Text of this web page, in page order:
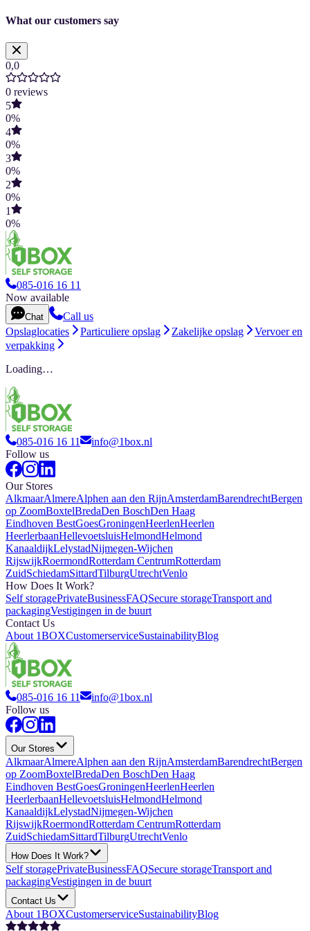
What our customers say
0,0
0 reviews
5
0%
4
0%
3
0%
2
0%
1
0%
085-016 16 11
Now available
Chat
Call us
Opslaglocaties
Particuliere opslag Zakelijke opslag
Vervoer en
verpakking
Loading…
085-016 16 11
info@1box.nl
Follow us
Our Stores
AlkmaarAlmereAlphen aan den RijnAmsterdamBarendrechtBergen
op ZoomBoxtelBredaDen BoschDen Haag
Eindhoven BestGoesGroningenHeerlenHeerlen
HeerlerbaanHellevoetsluisHelmondHelmond
KanaaldijkLelystadNijmegen-Wijchen
RijswijkRoermondRotterdam CentrumRotterdam
ZuidSchiedamSittardTilburgUtrechtVenlo
How Does It Work?
Self storagePrivateBusinessFAQSecure storageTransport and
packagingVestigingen in de buurt
Contact Us
About 1BOXCustomerserviceSustainabilityBlog
085-016 16 11
info@1box.nl
Follow us
Our Stores
AlkmaarAlmereAlphen aan den RijnAmsterdamBarendrechtBergen
op ZoomBoxtelBredaDen BoschDen Haag
Eindhoven BestGoesGroningenHeerlenHeerlen
HeerlerbaanHellevoetsluisHelmondHelmond
KanaaldijkLelystadNijmegen-Wijchen
RijswijkRoermondRotterdam CentrumRotterdam
ZuidSchiedamSittardTilburgUtrechtVenlo
How Does It Work?
Self storagePrivateBusinessFAQSecure storageTransport and
packagingVestigingen in de buurt
Contact Us
About 1BOXCustomerserviceSustainabilityBlog